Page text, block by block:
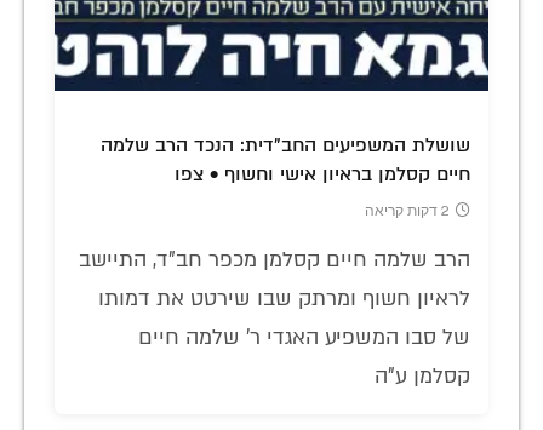
שושלת המשפיעים החב"דית: הנכד הרב שלמה
חיים קסלמן בראיון אישי וחשוף • צפו
2 דקות קריאה
הרב שלמה חיים קסלמן מכפר חב"ד, התיישב
לראיון חשוף ומרתק שבו שירטט את דמותו
של סבו המשפיע האגדי ר' שלמה חיים
קסלמן ע"ה